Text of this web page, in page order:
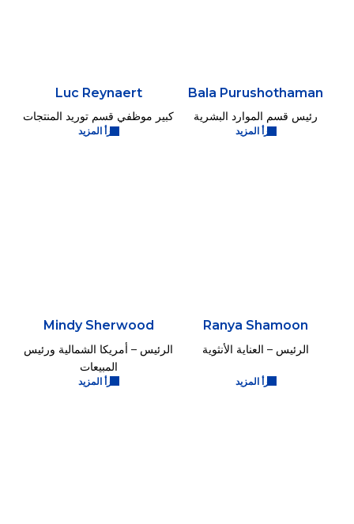
Bala Purushothaman
رئيس قسم الموارد البشرية
اقرأ المزيد
Luc Reynaert
كبير موظفي قسم توريد المنتجات
اقرأ المزيد
Ranya Shamoon
الرئيس – العناية الأنثوية
اقرأ المزيد
Mindy Sherwood
الرئيس – أمريكا الشمالية ورئيس
المبيعات
اقرأ المزيد